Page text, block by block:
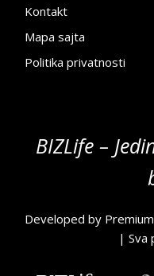
Kontakt
Mapa sajta
Politika privatnosti
BIZLife –
Developed by
| Sva